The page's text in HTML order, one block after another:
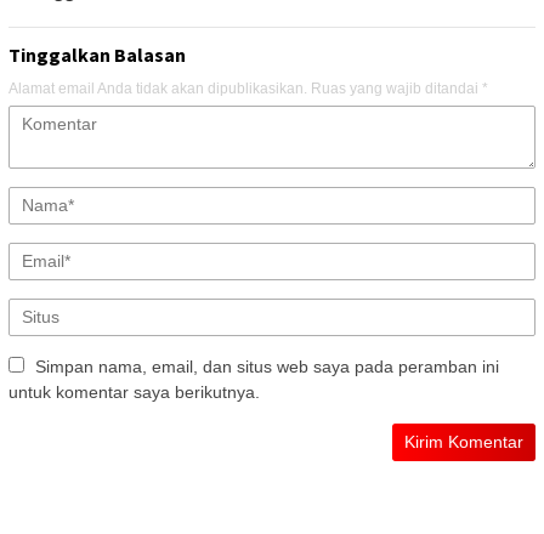
Tinggalkan Balasan
Alamat email Anda tidak akan dipublikasikan. Ruas yang wajib ditandai *
Simpan nama, email, dan situs web saya pada peramban ini
untuk komentar saya berikutnya.